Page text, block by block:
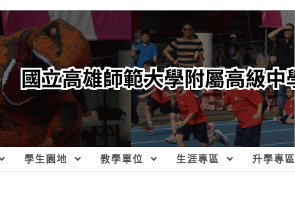
學生園地 教學單位 生涯專區 升學專區